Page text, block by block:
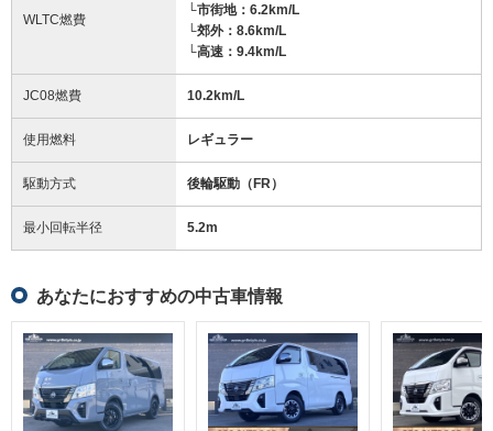
WLTC燃費
└市街地：6.2km/L
└郊外：8.6km/L
└高速：9.4km/L
JC08燃費 10.2km/L
使用燃料 レギュラー
駆動方式 後輪駆動（FR）
最小回転半径 5.2m
あなたにおすすめの中古車情報